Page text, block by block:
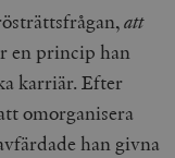
att
en princip han
karriär. Efter
omorganisera
han givna